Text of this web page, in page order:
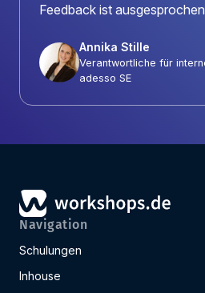
Feedback ist
Annika Stille
Verantwortliche für
adesso SE
Navigation
Schulungen
Inhouse